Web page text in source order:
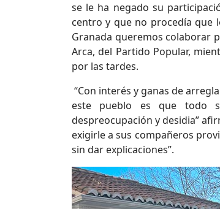
se le ha negado su
centro y que no procedía que
Granada queremos colaborar
Arca, del Partido Popular,
por las tardes.
“Con interés y ganas de
este pueblo es que todo
despreocupación y desidia”
exigirle a sus compañeros
sin dar explicaciones”.